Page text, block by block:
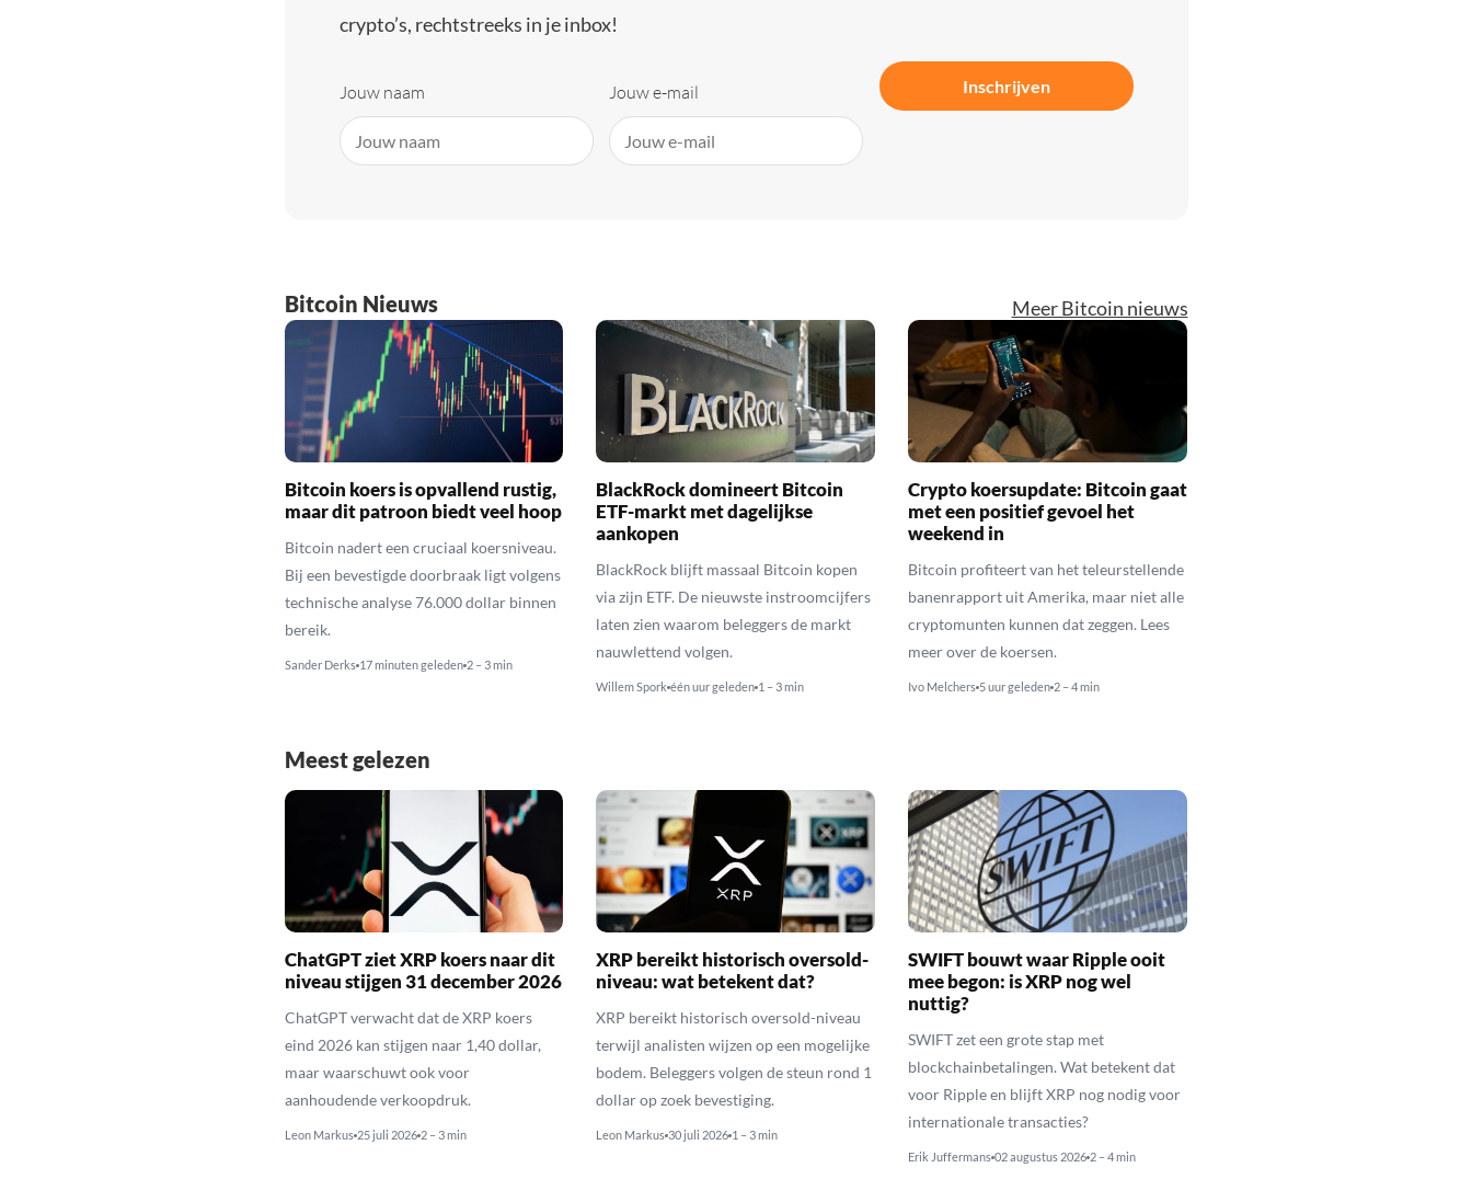
crypto’s, rechtstreeks in je inbox!
Jouw naam Jouw e-mail Inschrijven
Bitcoin Nieuws Meer Bitcoin nieuws
Bitcoin koers is opvallend rustig,
maar dit patroon biedt veel hoop
Bitcoin nadert een cruciaal koersniveau.
Bij een bevestigde doorbraak ligt volgens
technische analyse 76.000 dollar binnen
bereik.
Sander Derks 17 minuten geleden 2 – 3 min
BlackRock domineert Bitcoin
ETF-markt met dagelijkse
aankopen
BlackRock blijft massaal Bitcoin kopen
via zijn ETF. De nieuwste instroomcijfers
laten zien waarom beleggers de markt
nauwlettend volgen.
Willem Spork één uur geleden 1 – 3 min
Crypto koersupdate: Bitcoin gaat
met een positief gevoel het
weekend in
Bitcoin profiteert van het teleurstellende
banenrapport uit Amerika, maar niet alle
cryptomunten kunnen dat zeggen. Lees
meer over de koersen.
Ivo Melchers 5 uur geleden 2 – 4 min
Meest gelezen
ChatGPT ziet XRP koers naar dit
niveau stijgen 31 december 2026
ChatGPT verwacht dat de XRP koers
eind 2026 kan stijgen naar 1,40 dollar,
maar waarschuwt ook voor
aanhoudende verkoopdruk.
Leon Markus 25 juli 2026 2 – 3 min
XRP bereikt historisch oversold-
niveau: wat betekent dat?
XRP bereikt historisch oversold-niveau
terwijl analisten wijzen op een mogelijke
bodem. Beleggers volgen de steun rond 1
dollar op zoek bevestiging.
Leon Markus 30 juli 2026 1 – 3 min
SWIFT bouwt waar Ripple ooit
mee begon: is XRP nog wel
nuttig?
SWIFT zet een grote stap met
blockchainbetalingen. Wat betekent dat
voor Ripple en blijft XRP nog nodig voor
internationale transacties?
Erik Juffermans 02 augustus 2026 2 – 4 min